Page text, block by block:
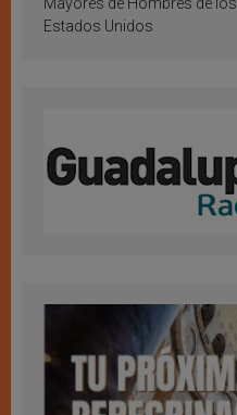
Mayores de Hombres de los
Estados Unidos